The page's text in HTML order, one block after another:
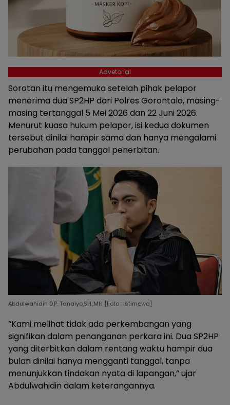
Advetorial
Sorotan itu mengemuka setelah pihak pelapor
menerima dua SP2HP dari Polres Gorontalo, masing-
masing tertanggal 5 Mei 2026 dan 22 Juni 2026.
Menurut kuasa hukum pelapor, isi kedua dokumen
tersebut dinilai hampir sama dan hanya mengalami
perubahan pada tanggal penerbitan.
Abdulwahidin D.P. Tanaiyo,SH.,MH [Foto : Istimewa]
“Kami melihat tidak ada perkembangan yang
signifikan dalam penanganan perkara ini. Dua SP2HP
yang diterbitkan dalam rentang waktu hampir dua
bulan dinilai hanya mengganti tanggal, tanpa
menunjukkan tindakan nyata di lapangan,” ujar
Abdulwahidin dalam keterangannya.